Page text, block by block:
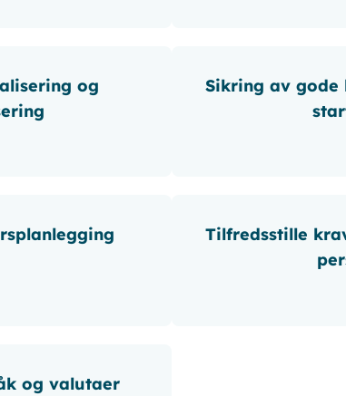
og
Sikring av gode
Tilfredsstille
og valutaer